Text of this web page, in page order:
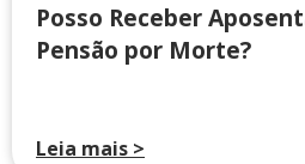
Posso Receber
Pensão por Morte?
Leia mais >